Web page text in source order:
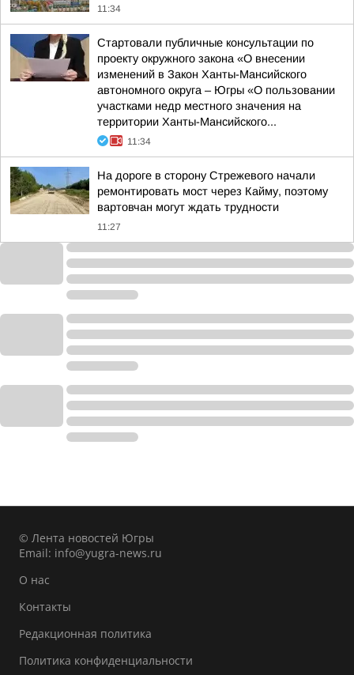
11:34
Стартовали публичные консультации по
проекту окружного закона «О внесении
изменений в Закон Ханты-Мансийского
автономного округа – Югры «О пользовании
участками недр местного значения на
территории Ханты-Мансийского...
11:34
На дороге в сторону Стрежевого начали
ремонтировать мост через Кайму, поэтому
вартовчан могут ждать трудности
11:27
© Лента новостей Югры
Email: info@yugra-news.ru
О нас
Контакты
Редакционная политика
Политика конфиденциальности